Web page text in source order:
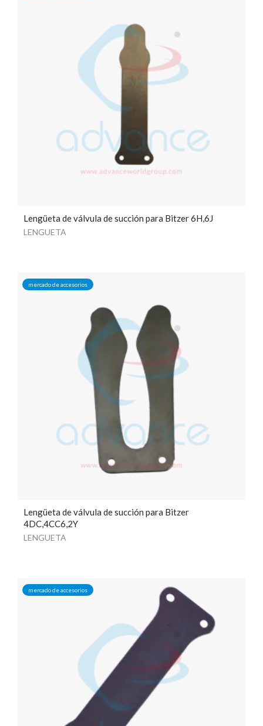
Lengüeta de válvula de succión para Bitzer 6H,6J
LENGUETA
mercado de accesorios
Lengüeta de válvula de succión para Bitzer
4DC,4CC6,2Y
LENGUETA
mercado de accesorios